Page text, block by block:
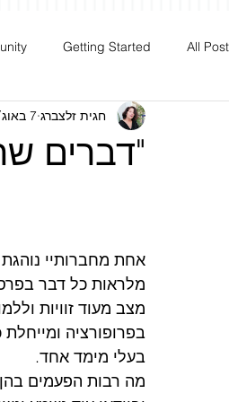
להתחברות
All
Getting Started
"דברים
חגית זלצברג 7 באוג׳ 2017
אחת מחברותיי
מלראות כל דבר
מצב מעוד זוויות
בפרופורציה
בעלי מימד אחד.
מה רבות הפעמים